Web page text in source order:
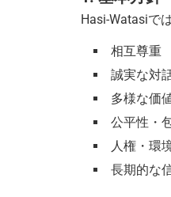
Hasi-Watasiで
相互尊重
誠実な対
多様な価
公平性・
人権・環
長期的な